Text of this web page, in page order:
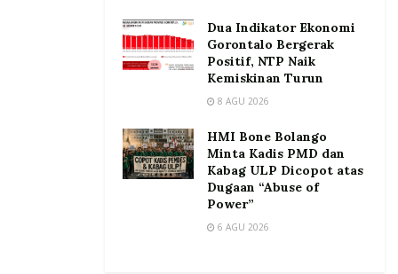
Dua Indikator Ekonomi
Gorontalo Bergerak
Positif, NTP Naik
Kemiskinan Turun
8 AGU 2026
HMI Bone Bolango
Minta Kadis PMD dan
Kabag ULP Dicopot atas
Dugaan “Abuse of
Power”
6 AGU 2026